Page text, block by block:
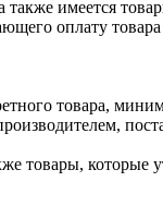
также имеется
оплату
товара,
товары, которые